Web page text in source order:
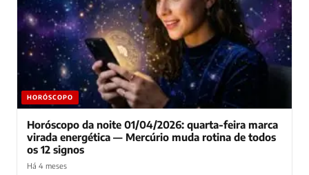
HORÓSCOPO
Horóscopo da noite 01/04/2026: quarta-feira marca
virada energética — Mercúrio muda rotina de todos
os 12 signos
Há 4 meses